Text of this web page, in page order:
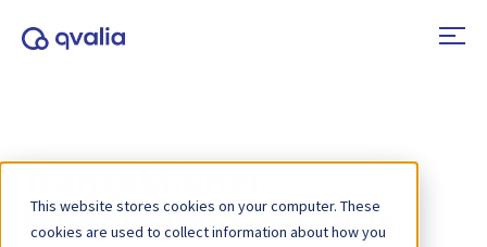
This website stores cookies on your computer. These
cookies are used to collect information about how you
teknologier og trends